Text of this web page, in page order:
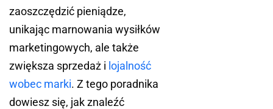
zaoszczędzić pieniądze,
unikając marnowania wysiłków
marketingowych, ale także
zwiększa sprzedaż i lojalność
wobec marki. Z tego poradnika
dowiesz się, jak znaleźć